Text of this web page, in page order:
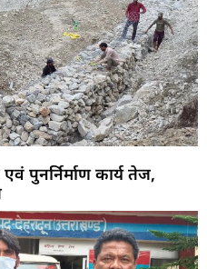
पुनर्निर्माण कार्य तेज,